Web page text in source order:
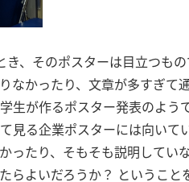
、そのポスターは目立つもの
なかったり、文章が多すぎて
生が作るポスター発表のよう
見る企業ポスターには向いて
たり、そもそも説明してい
らよいだろうか？ ということ